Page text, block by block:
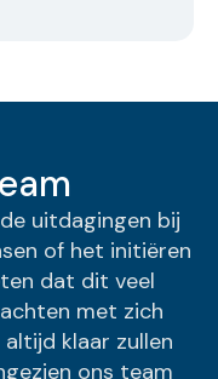
uitdagingen bij
of het initiëren
dat dit veel
met zich
klaar zullen
ons team